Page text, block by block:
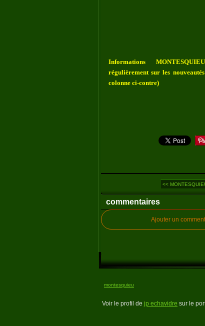
Informations
régulièrement sur les
colonne ci-contre)
<<
commentaires
Ajouter un
montesquieu
Voir le profil de jp echavidre sur le